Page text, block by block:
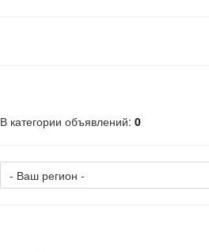
В категории объявлений: 0